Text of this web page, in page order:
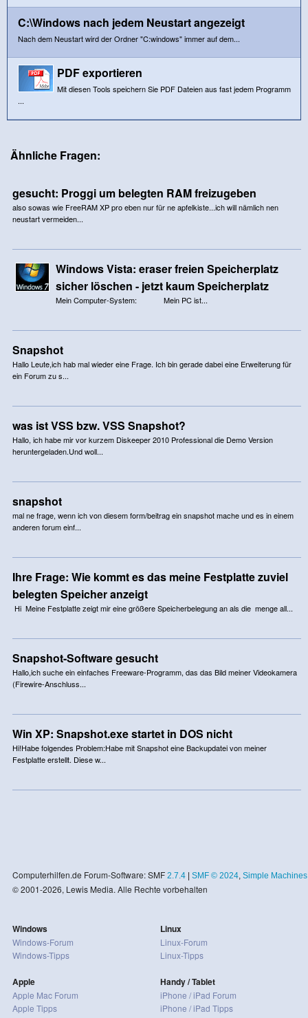
C:\Windows nach jedem Neustart angezeigt
Nach dem Neustart wird der Ordner "C:windows" immer auf dem...
PDF exportieren
Mit diesen Tools speichern Sie PDF Dateien aus fast jedem Programm
...
Ähnliche Fragen:
gesucht: Proggi um belegten RAM freizugeben
also sowas wie FreeRAM XP pro eben nur für ne apfelkiste...ich will nämlich nen
neustart vermeiden...
Windows Vista: eraser freien Speicherplatz
sicher löschen - jetzt kaum Speicherplatz
Mein Computer-System: Mein PC ist...
Snapshot
Hallo Leute,ich hab mal wieder eine Frage. Ich bin gerade dabei eine Erweiterung für
ein Forum zu s...
was ist VSS bzw. VSS Snapshot?
Hallo, ich habe mir vor kurzem Diskeeper 2010 Professional die Demo Version
heruntergeladen.Und woll...
snapshot
mal ne frage, wenn ich von diesem form/beitrag ein snapshot mache und es in einem
anderen forum einf...
Ihre Frage: Wie kommt es das meine Festplatte zuviel
belegten Speicher anzeigt
Hi Meine Festplatte zeigt mir eine größere Speicherbelegung an als die menge all...
Snapshot-Software gesucht
Hallo,ich suche ein einfaches Freeware-Programm, das das Bild meiner Videokamera
(Firewire-Anschluss...
Win XP: Snapshot.exe startet in DOS nicht
Hi!Habe folgendes Problem:Habe mit Snapshot eine Backupdatei von meiner
Festplatte erstellt. Diese w...
Computerhilfen.de Forum-Software: SMF 2.7.4| SMF © 2024, Simple Machines
© 2001-2026, Lewis Media. Alle Rechte vorbehalten
Windows
Windows-Forum
Windows-Tipps
Apple
Apple Mac Forum
Apple Tipps
Linux
Linux-Forum
Linux-Tipps
Handy / Tablet
iPhone / iPad Forum
iPhone / iPad Tipps